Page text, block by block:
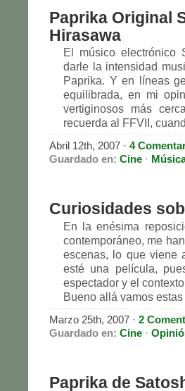
Paprika Original
Hirasawa
El músico electrónico
darle la intensidad
Paprika. Y en líneas
equilibrada, en mi
vertiginosos más
recuerda al FFVII,
Abril 12th, 2007 · 4
Guardado en: Cine ·
Curiosidades
En la enésima
contemporáneo, me
escenas, lo que viene
esté una película,
espectador y el
Bueno allá vamos estas
Marzo 25th, 2007 · 2
Guardado en: Cine ·
Paprika de